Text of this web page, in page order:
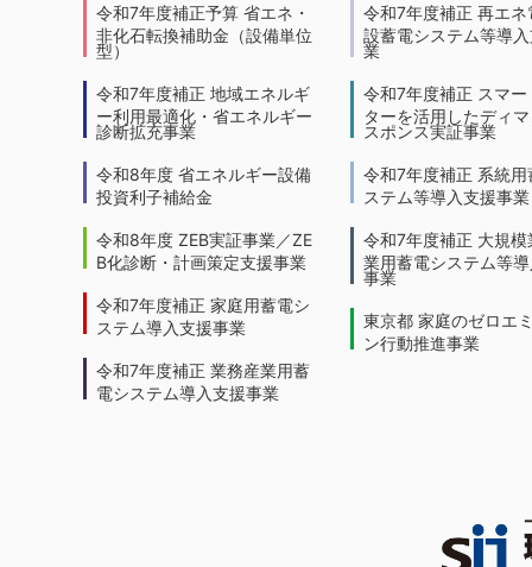
令和7年度補正予算 省エネ・
非化石転換補助金（設備単位
型）
令和7年度補正 地域エネルギ
ー利用最適化・省エネルギー
診断拡充事業
令和8年度 省エネルギー設備
投資利子補給金
令和8年度 ZEB実証事業／ZE
B化診断・計画策定支援事業
令和7年度補正 家庭用蓄電シ
ステム導入支援事業
令和7年度補正 業務産業用蓄
電システム導入支援事業
令和7年度補正 再エネ
設蓄電システム等導
業
令和7年度補正 スマー
ターを活用したディ
スポンス実証事業
令和7年度補正 系統用
ステム等導入支援事業
令和7年度補正 大規模
業用蓄電システム等
事業
東京都 家庭のゼロエ
ン行動推進事業